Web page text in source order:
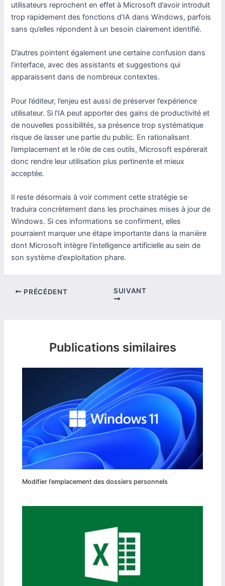
utilisateurs reprochent en effet à Microsoft d’avoir introduit
trop rapidement des fonctions d’IA dans Windows, parfois
sans qu’elles répondent à un besoin clairement identifié.
D’autres pointent également une certaine confusion dans
l’interface, avec des assistants et suggestions qui
apparaissent dans de nombreux contextes.
Pour l’éditeur, l’enjeu est aussi de préserver l’expérience
utilisateur. Si l’IA peut apporter des gains de productivité et
de nouvelles possibilités, sa présence trop systématique
risque de lasser une partie du public. En rationalisant
l’emplacement et le rôle de ces outils, Microsoft espérerait
donc rendre leur utilisation plus pertinente et mieux
acceptée.
Il reste désormais à voir comment cette stratégie se
traduira concrètement dans les prochaines mises à jour de
Windows. Si ces informations se confirment, elles
pourraient marquer une étape importante dans la manière
dont Microsoft intègre l’intelligence artificielle au sein de
son système d’exploitation phare.
PRÉCÉDENT SUIVANT
Publications similaires
Modifier l’emplacement des dossiers personnels